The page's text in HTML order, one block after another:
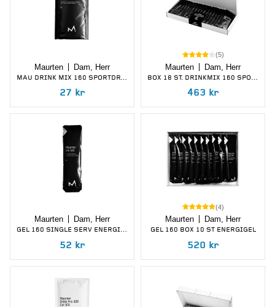
Maurten Dam, Herr
MAU DRINK MIX 160 SPORTDRYCK
27 kr
(5)
Maurten Dam, Herr
BOX 18 ST. DRINKMIX 160 SPORTDRYCK
463 kr
Maurten Dam, Herr
GEL 160 SINGLE SERV ENERGIGEL
52 kr
(4)
Maurten Dam, Herr
GEL 160 BOX 10 ST ENERGIGEL
520 kr